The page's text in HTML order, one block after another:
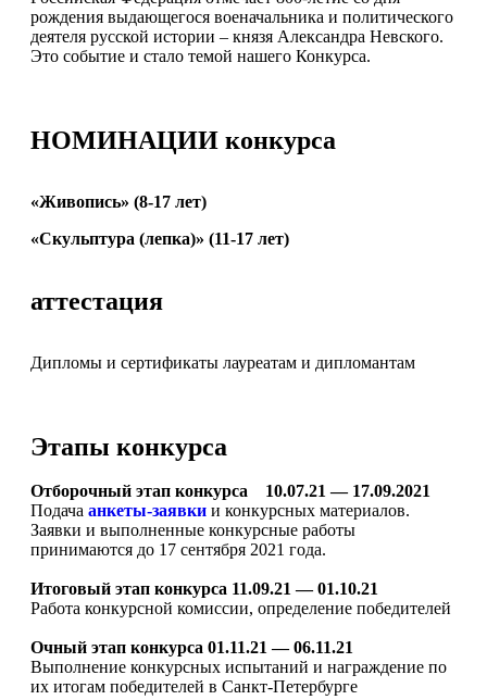
рождения выдающегося военачальника и политического
деятеля русской истории – князя Александра Невского.
Это событие и стало темой нашего Конкурса.
НОМИНАЦИИ конкурса
«Живопись» (8-17 лет)
«Скульптура (лепка)» (11-17 лет)
аттестация
Дипломы и сертификаты лауреатам и дипломантам
Этапы конкурса
Отборочный этап конкурса 10.07.21 — 17.09.2021
Подача анкеты-заявки и конкурсных материалов.
Заявки и выполненные конкурсные работы
принимаются до 17 сентября 2021 года.
Итоговый этап конкурса 11.09.21 — 01.10.21
Работа конкурсной комиссии, определение победителей
Очный этап конкурса 01.11.21 — 06.11.21
Выполнение конкурсных испытаний и награждение по
их итогам победителей в Санкт-Петербурге